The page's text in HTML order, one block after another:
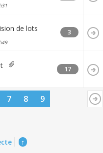
de lots 3
17
7 8 9
↑